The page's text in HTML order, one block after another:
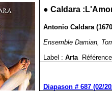
●Caldara
Antonio Caldara
Ensemble Damian,
Label : Arta
Diapason # 687 (02/